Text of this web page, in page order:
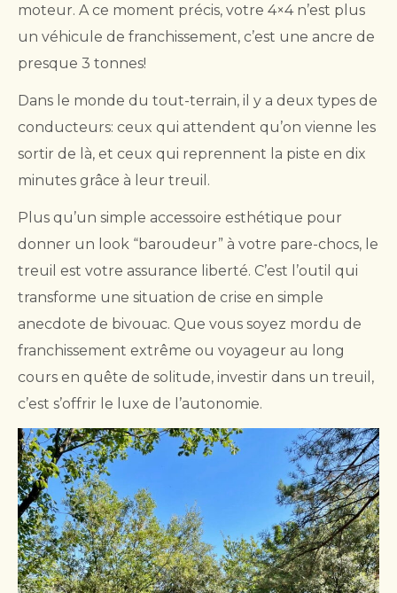
moteur. A ce moment précis, votre 4×4 n’est plus
un véhicule de franchissement, c’est une ancre de
presque 3 tonnes!
Dans le monde du tout-terrain, il y a deux types de
conducteurs: ceux qui attendent qu’on vienne les
sortir de là, et ceux qui reprennent la piste en dix
minutes grâce à leur treuil.
Plus qu’un simple accessoire esthétique pour
donner un look “baroudeur” à votre pare-chocs, le
treuil est votre assurance liberté. C’est l’outil qui
transforme une situation de crise en simple
anecdote de bivouac. Que vous soyez mordu de
franchissement extrême ou voyageur au long
cours en quête de solitude, investir dans un treuil,
c’est s’offrir le luxe de l’autonomie.